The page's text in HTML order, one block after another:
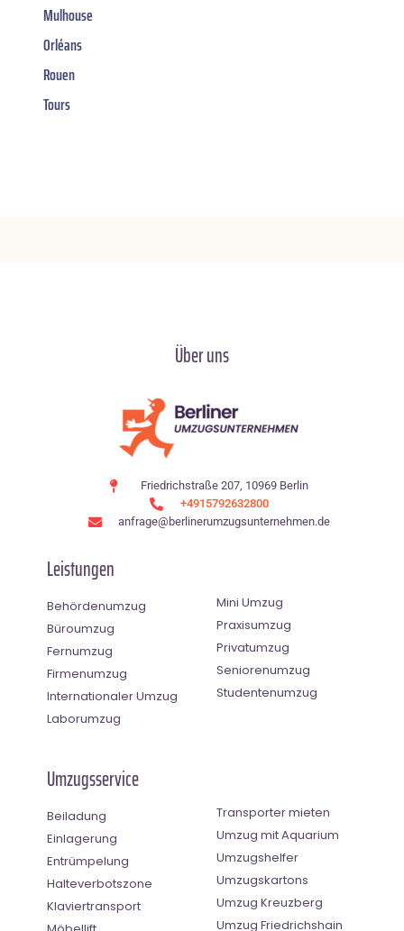
Mulhouse
Orléans
Rouen
Tours
Über uns
Friedrichstraße 207, 10969 Berlin
+4915792632800
anfrage@berlinerumzugsunternehmen.de
Leistungen
Behördenumzug
Büroumzug
Fernumzug
Firmenumzug
Internationaler Umzug
Laborumzug
Mini Umzug
Praxisumzug
Privatumzug
Seniorenumzug
Studentenumzug
Umzugsservice
Beiladung
Einlagerung
Entrümpelung
Halteverbotszone
Klaviertransport
Transporter mieten
Umzug mit Aquarium
Umzugshelfer
Umzugskartons
Umzug Kreuzberg
Umzug Friedrichshain